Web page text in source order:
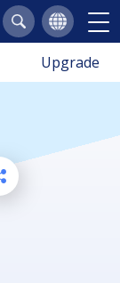
Upgrade